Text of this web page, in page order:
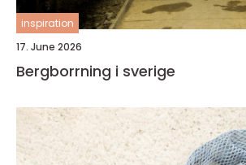
inspiration
17. June 2026
Bergborrning i sverige